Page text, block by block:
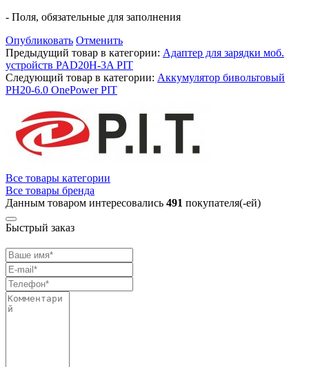
- Поля, обязательные для заполнения
Опубликовать Отменить
Предыдущий товар в категории: Адаптер для зарядки моб.
устройств PAD20H-3A PIT
Следующий товар в категории: Аккумулятор бивольтовый
PH20-6.0 OnePower PIT
Все товары категории
Все товары бренда
Данным товаром интересовались 491 покупателя(-ей)
Быстрый заказ